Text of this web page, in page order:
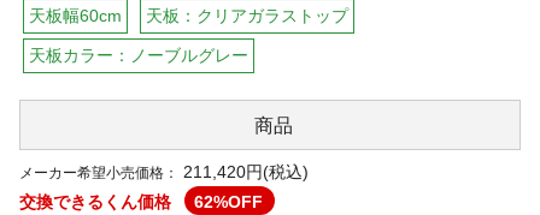
天板幅60cm 天板：クリアガラストップ
天板カラー：ノーブルグレー
商品
メーカー希望小売価格：
211,420円(税込)
交換できるくん価格
62%OFF